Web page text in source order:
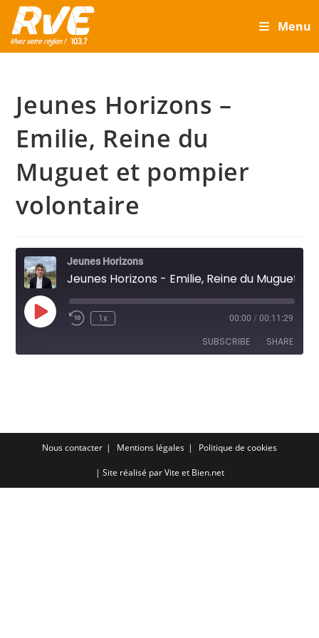
Skip
content
Menu
Jeunes Horizons –
Emilie, Reine du
Muguet et pompier
volontaire
Jeunes Horizons
Play
Episode
1x 00:00 / 00:11:29
SUBSCRIBE SHARE
EMBEDNous contacter Mentions légales Politique de cookies
| Site réalisé parVite et Bien.net